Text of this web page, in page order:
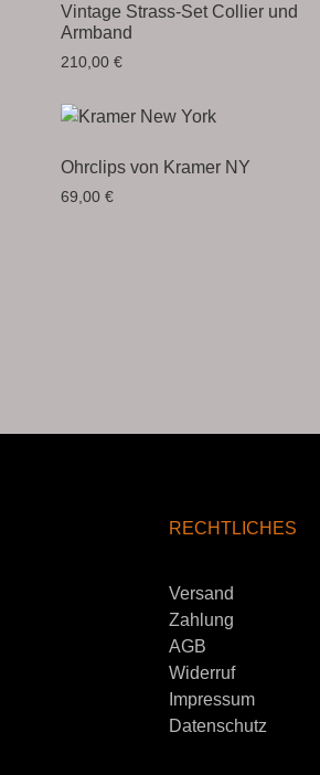
Vintage Strass-Set Collier und
Armband
210,00 €
Ohrclips von Kramer NY
69,00 €
RECHTLICHES
Versand
Zahlung
AGB
Widerruf
Impressum
Datenschutz